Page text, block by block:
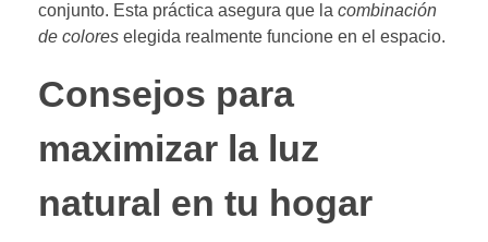
conjunto. Esta práctica asegura que la combinación
de colores elegida realmente funcione en el espacio.
Consejos para
maximizar la luz
natural en tu hogar